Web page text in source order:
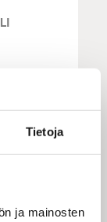
Tietoja
ja mainosten